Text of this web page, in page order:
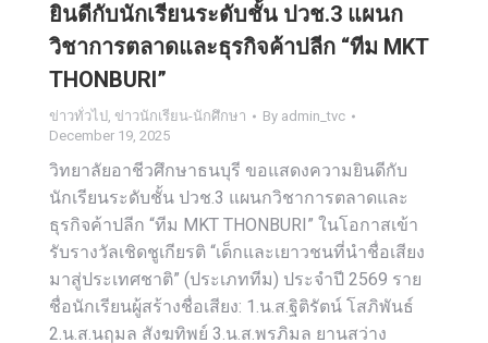
ยินดีกับนักเรียนระดับชั้น ปวช.3 แผนก
วิชาการตลาดและธุรกิจค้าปลีก “ทีม MKT
THONBURI”
ข่าวทั่วไป, ข่าวนักเรียน-นักศึกษา By admin_tvc
December 19, 2025
วิทยาลัยอาชีวศึกษาธนบุรี ขอแสดงความยินดีกับ
นักเรียนระดับชั้น ปวช.3 แผนกวิชาการตลาดและ
ธุรกิจค้าปลีก “ทีม MKT THONBURI” ในโอกาสเข้า
รับรางวัลเชิดชูเกียรติ “เด็กและเยาวชนที่นำชื่อเสียง
มาสู่ประเทศชาติ” (ประเภททีม) ประจำปี 2569 ราย
ชื่อนักเรียนผู้สร้างชื่อเสียง: 1.น.ส.ฐิติรัตน์ โสภิพันธ์
2.น.ส.นฤมล สังฆทิพย์ 3.น.ส.พรภิมล ยานสว่าง